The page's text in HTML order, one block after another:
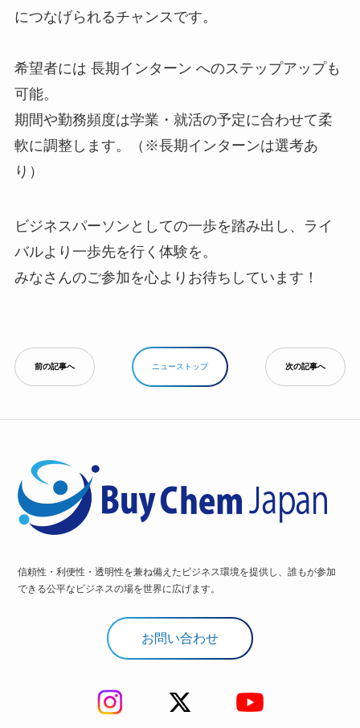
につなげられるチャンスです。
希望者には 長期インターン へのステップアップも
可能。
期間や勤務頻度は学業・就活の予定に合わせて柔
軟に調整します。（※長期インターンは選考あ
り）
ビジネスパーソンとしての一歩を踏み出し、ライ
バルより一歩先を行く体験を。
みなさんのご参加を心よりお待ちしています！
前の記事へ ニューストップ 次の記事へ
信頼性・利便性・透明性を兼ね備えたビジネス環境を提供し、誰もが参加
できる公平なビジネスの場を世界に広げます。
お問い合わせ